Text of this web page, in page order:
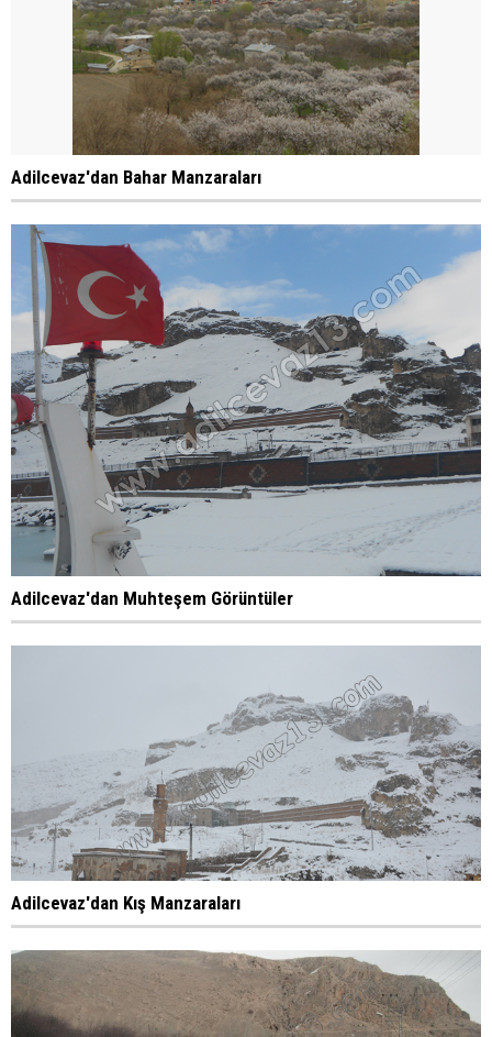
Adilcevaz'dan Bahar Manzaraları
Adilcevaz'dan Muhteşem Görüntüler
Adilcevaz'dan Kış Manzaraları